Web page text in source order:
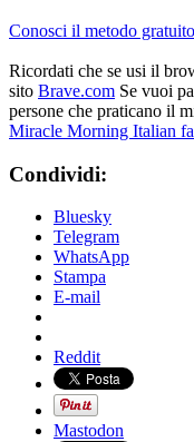
Conosci il metodo
Ricordati che se usi il
sito Brave.com Se vuoi
persone che praticano il
Miracle Morning Italian
Condividi:
Bluesky
Telegram
WhatsApp
Stampa
E-mail
Reddit
Mastodon